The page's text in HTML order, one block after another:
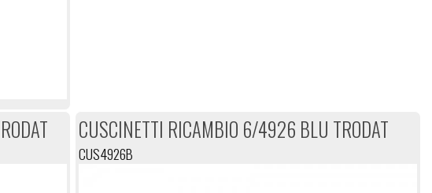
CUSCINETTI RICAMBIO 6/4926 BLU TRODAT
CUS4926B